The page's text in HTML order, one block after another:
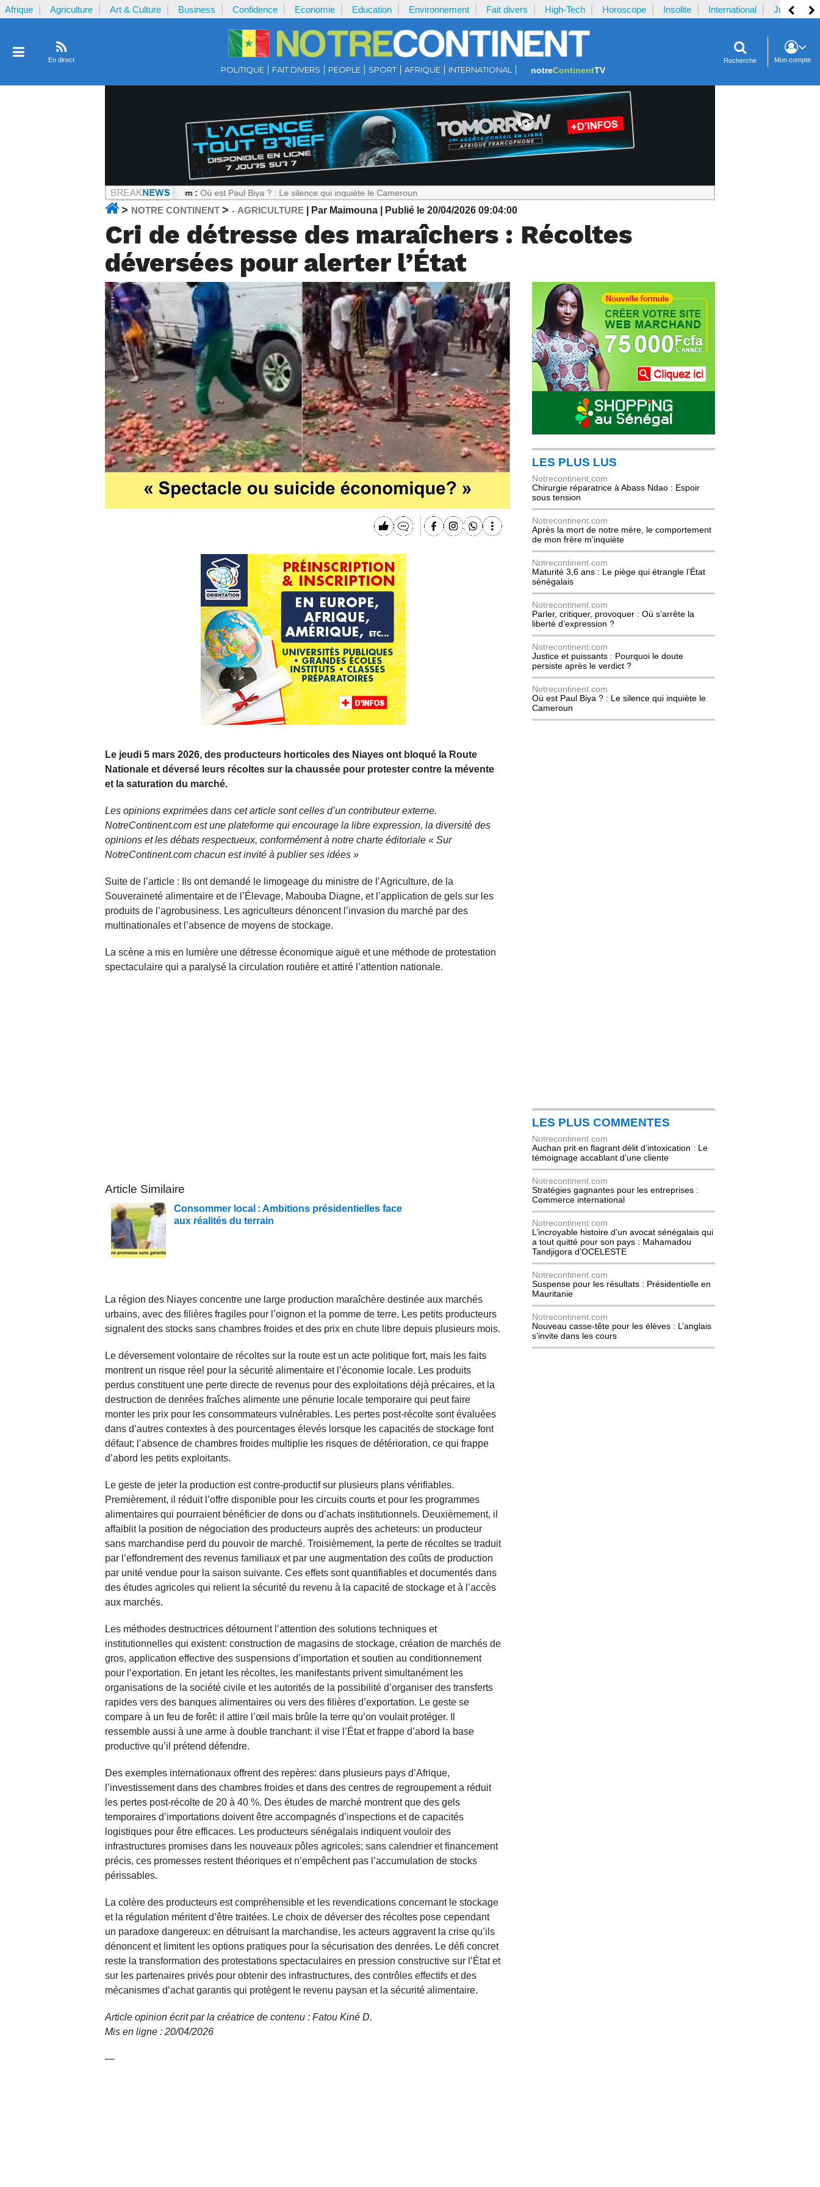
Afrique Agriculture Art & Culture Business Confidence Economie Education Environnement Fait divers High-Tech Horoscope Insolite International Justice
En direct
POLITIQUE FAIT DIVERS PEOPLE SPORT AFRIQUE INTERNATIONAL notreContinentTV
Recherche Mon compte
Notrecontinent.com : Où est Paul Biya ? : Le silence qui inquiète le Cameroun
> NOTRE CONTINENT > - AGRICULTURE | Par Maimouna | Publié le 20/04/2026 09:04:00
Cri de détresse des maraîchers : Récoltes
déversées pour alerter l’État
Le jeudi 5 mars 2026, des producteurs horticoles des Niayes ont bloqué la Route
Nationale et déversé leurs récoltes sur la chaussée pour protester contre la mévente
et la saturation du marché.
Les opinions exprimées dans cet article sont celles d’un contributeur externe.
NotreContinent.com est une plateforme qui encourage la libre expression, la diversité des
opinions et les débats respectueux, conformément à notre charte éditoriale « Sur
NotreContinent.com chacun est invité à publier ses idées »
Suite de l’article : Ils ont demandé le limogeage du ministre de l’Agriculture, de la
Souveraineté alimentaire et de l’Élevage, Mabouba Diagne, et l’application de gels sur les
produits de l’agrobusiness. Les agriculteurs dénoncent l’invasion du marché par des
multinationales et l’absence de moyens de stockage.
La scène a mis en lumière une détresse économique aiguë et une méthode de protestation
spectaculaire qui a paralysé la circulation routière et attiré l’attention nationale.
Article Similaire
Consommer local : Ambitions présidentielles face
aux réalités du terrain
La région des Niayes concentre une large production maraîchère destinée aux marchés
urbains, avec des filières fragiles pour l’oignon et la pomme de terre. Les petits producteurs
signalent des stocks sans chambres froides et des prix en chute libre depuis plusieurs mois.
Le déversement volontaire de récoltes sur la route est un acte politique fort, mais les faits
montrent un risque réel pour la sécurité alimentaire et l’économie locale. Les produits
perdus constituent une perte directe de revenus pour des exploitations déjà précaires, et la
destruction de denrées fraîches alimente une pénurie locale temporaire qui peut faire
monter les prix pour les consommateurs vulnérables. Les pertes post-récolte sont évaluées
dans d’autres contextes à des pourcentages élevés lorsque les capacités de stockage font
défaut; l’absence de chambres froides multiplie les risques de détérioration, ce qui frappe
d’abord les petits exploitants.
Le geste de jeter la production est contre-productif sur plusieurs plans vérifiables.
Premièrement, il réduit l’offre disponible pour les circuits courts et pour les programmes
alimentaires qui pourraient bénéficier de dons ou d’achats institutionnels. Deuxièmement, il
affaiblit la position de négociation des producteurs auprès des acheteurs: un producteur
sans marchandise perd du pouvoir de marché. Troisièmement, la perte de récoltes se traduit
par l’effondrement des revenus familiaux et par une augmentation des coûts de production
par unité vendue pour la saison suivante. Ces effets sont quantifiables et documentés dans
des études agricoles qui relient la sécurité du revenu à la capacité de stockage et à l’accès
aux marchés.
Les méthodes destructrices détournent l’attention des solutions techniques et
institutionnelles qui existent: construction de magasins de stockage, création de marchés de
gros, application effective des suspensions d’importation et soutien au conditionnement
pour l’exportation. En jetant les récoltes, les manifestants privent simultanément les
organisations de la société civile et les autorités de la possibilité d’organiser des transferts
rapides vers des banques alimentaires ou vers des filières d’exportation. Le geste se
compare à un feu de forêt: il attire l’œil mais brûle la terre qu’on voulait protéger. Il
ressemble aussi à une arme à double tranchant: il vise l’État et frappe d’abord la base
productive qu’il prétend défendre.
Des exemples internationaux offrent des repères: dans plusieurs pays d’Afrique,
l’investissement dans des chambres froides et dans des centres de regroupement a réduit
les pertes post-récolte de 20 à 40 %. Des études de marché montrent que des gels
temporaires d’importations doivent être accompagnés d’inspections et de capacités
logistiques pour être efficaces. Les producteurs sénégalais indiquent vouloir des
infrastructures promises dans les nouveaux pôles agricoles; sans calendrier et financement
précis, ces promesses restent théoriques et n’empêchent pas l’accumulation de stocks
périssables.
La colère des producteurs est compréhensible et les revendications concernant le stockage
et la régulation méritent d’être traitées. Le choix de déverser des récoltes pose cependant
un paradoxe dangereux: en détruisant la marchandise, les acteurs aggravent la crise qu’ils
dénoncent et limitent les options pratiques pour la sécurisation des denrées. Le défi concret
reste la transformation des protestations spectaculaires en pression constructive sur l’État et
sur les partenaires privés pour obtenir des infrastructures, des contrôles effectifs et des
mécanismes d’achat garantis qui protègent le revenu paysan et la sécurité alimentaire.
Article opinion écrit par la créatrice de contenu : Fatou Kiné D.
Mis en ligne : 20/04/2026
—
LES PLUS LUS
Notrecontinent.com
Chirurgie réparatrice à Abass Ndao : Espoir
sous tension
Notrecontinent.com
Après la mort de notre mère, le comportement
de mon frère m’inquiète
Notrecontinent.com
Maturité 3,6 ans : Le piège qui étrangle l’État
sénégalais
Notrecontinent.com
Parler, critiquer, provoquer : Où s’arrête la
liberté d’expression ?
Notrecontinent.com
Justice et puissants : Pourquoi le doute
persiste après le verdict ?
Notrecontinent.com
Où est Paul Biya ? : Le silence qui inquiète le
Cameroun
LES PLUS COMMENTES
Notrecontinent.com
Auchan prit en flagrant délit d’intoxication : Le
témoignage accablant d’une cliente
Notrecontinent.com
Stratégies gagnantes pour les entreprises :
Commerce international
Notrecontinent.com
L’incroyable histoire d’un avocat sénégalais qui
a tout quitté pour son pays : Mahamadou
Tandjigora d’OCELESTE
Notrecontinent.com
Suspense pour les résultats : Présidentielle en
Mauritanie
Notrecontinent.com
Nouveau casse-tête pour les élèves : L’anglais
s’invite dans les cours